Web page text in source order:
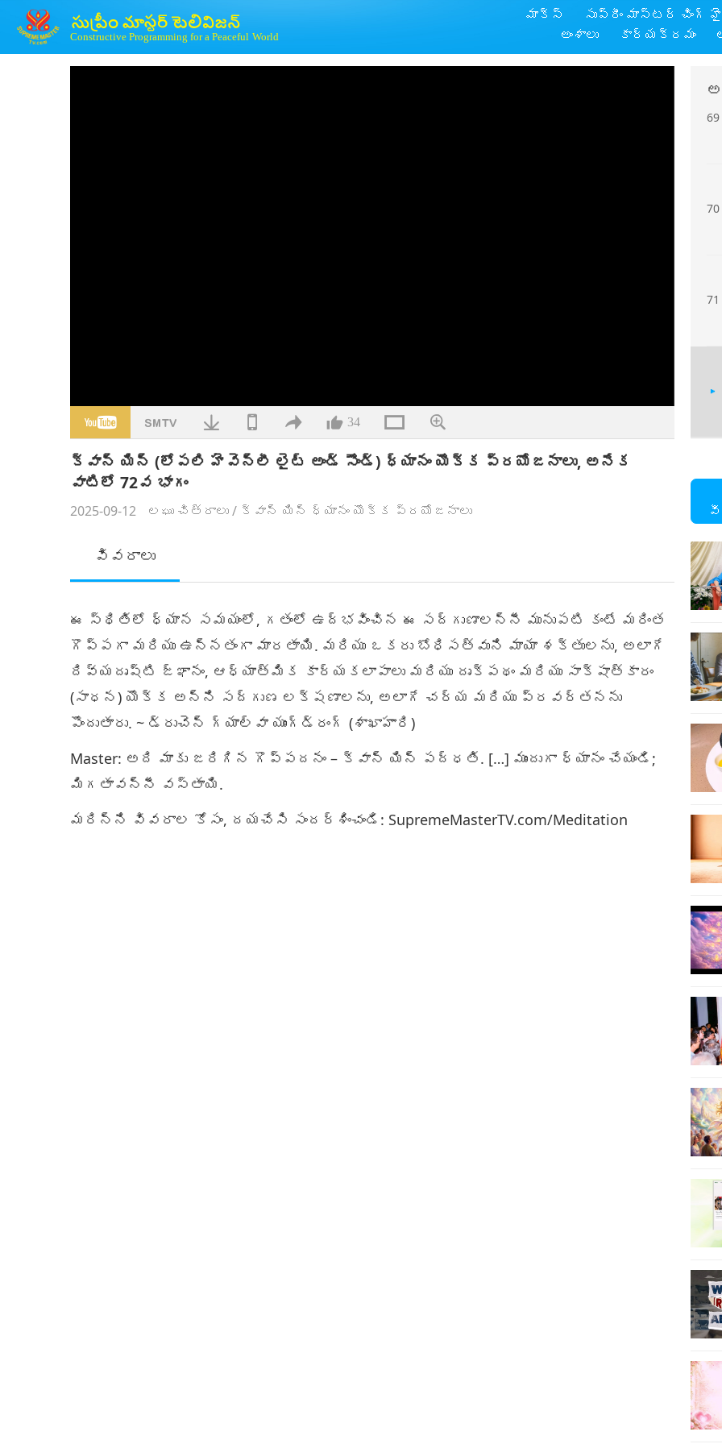
మాక్స్ సుప్రీం మాస్టర్ చింగ్ హై
అంశాలు
కార్యక్రమం
34
క్వాన్ యిన్ (లోపలి హెవెన్లీ లైట్ అండ్ సౌండ్) ధ్యానం యొక్క ప్రయోజనాలు, అనేక
వాటిలో 72వ భాగం
2025-09-12 లఘు చిత్రాలు/ క్వాన్ యిన్ ధ్యానం యొక్క ప్రయోజనాలు
వివరాలు
ఈ స్థితిలో ధ్యాన సమయంలో, గతంలో ఉద్భవించిన ఈ సద్గుణాలన్నీ మునుపటి కంటే మరింత
గొప్పగా మరియు ఉన్నతంగా మారతాయి. మరియు ఒకరు బోధిసత్వుని మాయా శక్తులను, అలాగే
దివ్యదృష్టి జ్ఞానం, ఆధ్యాత్మిక కార్యకలాపాలు మరియు దృక్పథం మరియు సాక్షాత్కారం
(సాధన) యొక్క అన్ని సద్గుణ లక్షణాలను, అలాగే చర్య మరియు ప్రవర్తనను
పొందుతారు. ~ డ్రుచెన్ గ్యాల్వా యుంగ్‌డ్రంగ్ (శాఖాహారి)
Master: అది మాకు జరిగిన గొప్పదనం – క్వాన్ యిన్ పద్ధతి. […] ముందుగా ధ్యానం చేయండి;
మిగతావన్నీ వస్తాయి.
మరిన్ని వివరాల కోసం, దయచేసి సందర్శించండి: SupremeMasterTV.com/Meditation
68
69
70
71
73
74
75
76
77
78
79
80
81
82
83